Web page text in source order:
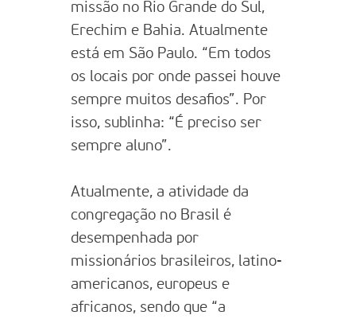
missão no Rio Grande do Sul,
Erechim e Bahia. Atualmente
está em São Paulo. “Em todos
os locais por onde passei houve
sempre muitos desafios”. Por
isso, sublinha: “É preciso ser
sempre aluno”.
Atualmente, a atividade da
congregação no Brasil é
desempenhada por
missionários brasileiros, latino-
americanos, europeus e
africanos, sendo que “a